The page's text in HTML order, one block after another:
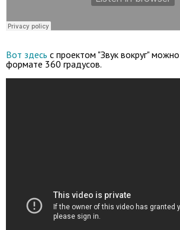
Вот здесь с проектом "Звук вокруг"
формате 360 градусов.